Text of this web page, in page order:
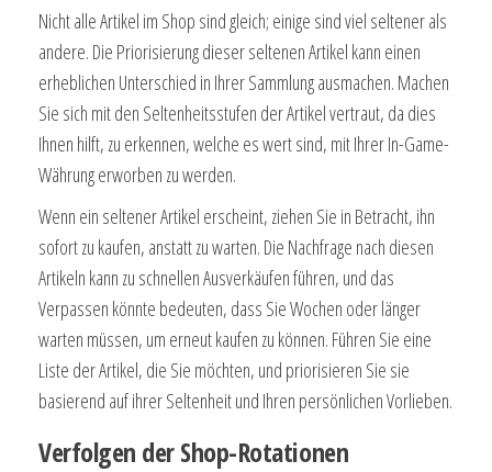
Nicht alle Artikel im Shop sind gleich; einige sind viel seltener als
andere. Die Priorisierung dieser seltenen Artikel kann einen
erheblichen Unterschied in Ihrer Sammlung ausmachen. Machen
Sie sich mit den Seltenheitsstufen der Artikel vertraut, da dies
Ihnen hilft, zu erkennen, welche es wert sind, mit Ihrer In-Game-
Währung erworben zu werden.
Wenn ein seltener Artikel erscheint, ziehen Sie in Betracht, ihn
sofort zu kaufen, anstatt zu warten. Die Nachfrage nach diesen
Artikeln kann zu schnellen Ausverkäufen führen, und das
Verpassen könnte bedeuten, dass Sie Wochen oder länger
warten müssen, um erneut kaufen zu können. Führen Sie eine
Liste der Artikel, die Sie möchten, und priorisieren Sie sie
basierend auf ihrer Seltenheit und Ihren persönlichen Vorlieben.
Verfolgen der Shop-Rotationen